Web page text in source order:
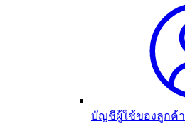
บัญชีผู้ใช้ของลูกค้า